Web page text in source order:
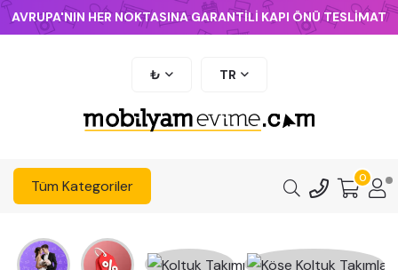
AVRUPA'NIN HER NOKTASINA GARANTİLİ KAPI ÖNÜ TESLİMAT
₺ TR
Tüm Kategoriler 0